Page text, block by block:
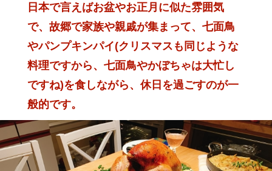
日本で言えばお盆やお正月に似た雰囲気
で、故郷で家族や親戚が集まって、 七面鳥
やパンプキンパイ(クリスマスも同じような
料理ですから、 七面鳥やかぼちゃは大忙し
ですね)を食しながら、休日を過ごすのが一
般的です。